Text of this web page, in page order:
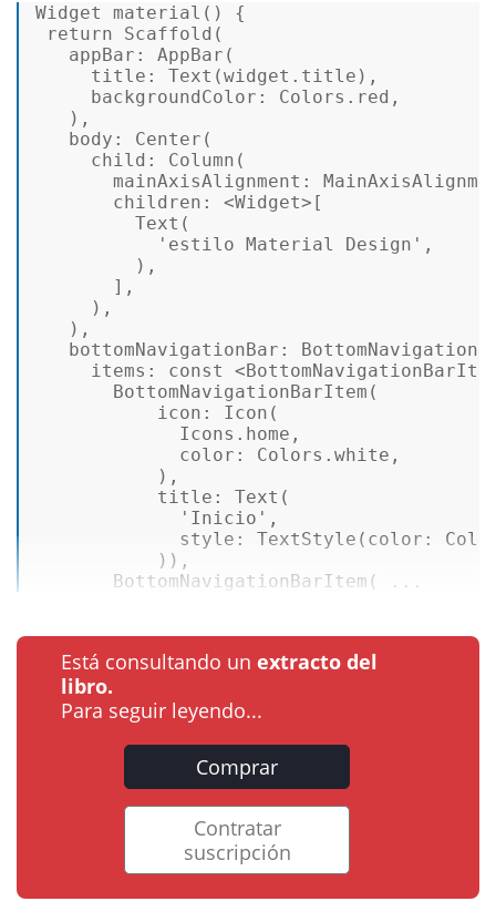
Widget material () {
return
Scaffold (
appBar : AppBar (
title : Text (widget.title),
backgroundColor : Colors.red,
),
body : Center (
child : Column (
mainAxisAlignment :
children : <Widget>[
Text (
'estilo Material Design' ,
),
],
),
),
bottomNavigationBar :
items : const
BottomNavigationBarItem (
icon : Icon (
Icons.home,
color : Colors.white,
),
title : Text (
'Inicio' ,
style : TextStyle ( color :
)),
BottomNavigationBarItem ( ...
Está consultando un extracto del
libro.
Para seguir leyendo...
Comprar
Contratar
suscripción